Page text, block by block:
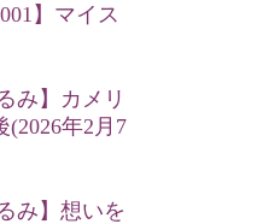
】マイス
み】カメリ
(2026年2月7
み】想いを